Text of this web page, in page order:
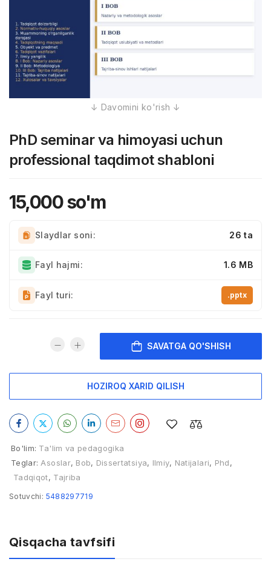
PhD seminar va himoyasi uchun
professional taqdimot shabloni
15,000so'm
Slaydlar soni: 26 ta
Fayl hajmi: 1.6 MB
Fayl turi: .pptx
SAVATGA QO'SHISH
HOZIROQ XARID QILISH
Bo'lim: Ta'lim va pedagogika
Teglar: Asoslar, Bob, Dissertatsiya, Ilmiy, Natijalari, Phd,
Tadqiqot, Tajriba
Sotuvchi: 5488297719
Qisqacha tavfsifi